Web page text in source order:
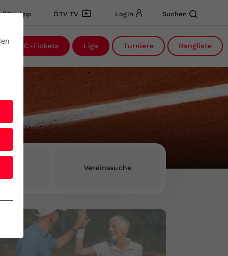
ÖTV App ÖTV TV Login Suchen
DC-Tickets Liga Turniere Rangliste
Vereinssuche